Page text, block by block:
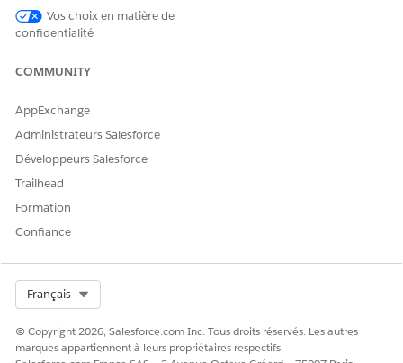
Vos choix en matière de
confidentialité
COMMUNITY
AppExchange
Administrateurs Salesforce
Développeurs Salesforce
Trailhead
Formation
Confiance
Français
© Copyright 2026, Salesforce.com Inc. Tous droits réservés. Les autres
marques appartiennent à leurs propriétaires respectifs.